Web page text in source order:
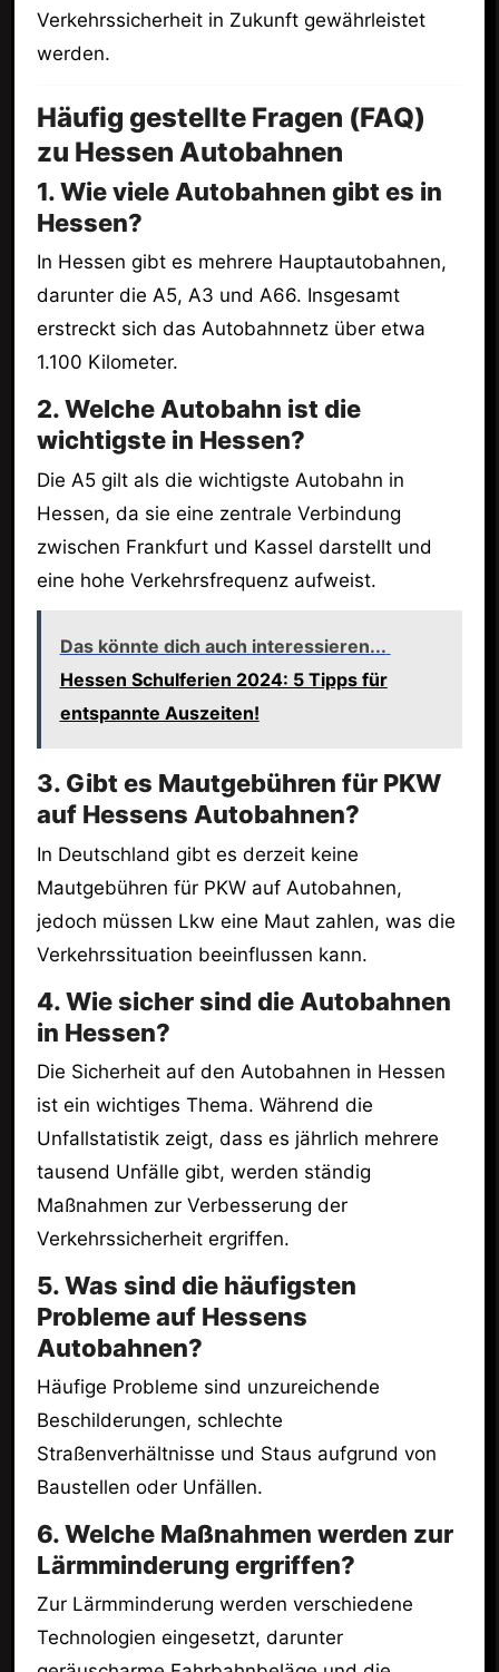
Verkehrssicherheit in Zukunft gewährleistet
werden.
Häufig gestellte Fragen (FAQ)
zu Hessen Autobahnen
1. Wie viele Autobahnen gibt es in
Hessen?
In Hessen gibt es mehrere Hauptautobahnen,
darunter die A5, A3 und A66. Insgesamt
erstreckt sich das Autobahnnetz über etwa
1.100 Kilometer.
2. Welche Autobahn ist die
wichtigste in Hessen?
Die A5 gilt als die wichtigste Autobahn in
Hessen, da sie eine zentrale Verbindung
zwischen Frankfurt und Kassel darstellt und
eine hohe Verkehrsfrequenz aufweist.
Das könnte dich auch interessieren...
Hessen Schulferien 2024: 5 Tipps für
entspannte Auszeiten!
3. Gibt es Mautgebühren für PKW
auf Hessens Autobahnen?
In Deutschland gibt es derzeit keine
Mautgebühren für PKW auf Autobahnen,
jedoch müssen Lkw eine Maut zahlen, was die
Verkehrssituation beeinflussen kann.
4. Wie sicher sind die Autobahnen
in Hessen?
Die Sicherheit auf den Autobahnen in Hessen
ist ein wichtiges Thema. Während die
Unfallstatistik zeigt, dass es jährlich mehrere
tausend Unfälle gibt, werden ständig
Maßnahmen zur Verbesserung der
Verkehrssicherheit ergriffen.
5. Was sind die häufigsten
Probleme auf Hessens
Autobahnen?
Häufige Probleme sind unzureichende
Beschilderungen, schlechte
Straßenverhältnisse und Staus aufgrund von
Baustellen oder Unfällen.
6. Welche Maßnahmen werden zur
Lärmminderung ergriffen?
Zur Lärmminderung werden verschiedene
Technologien eingesetzt, darunter